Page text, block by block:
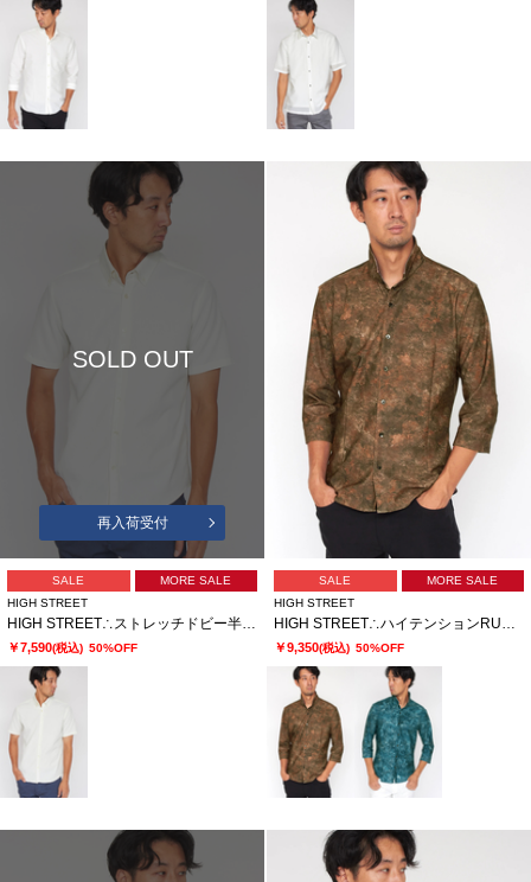
SOLD OUT
再入荷受付
SALE
MORE SALE
HIGH STREET
￥7,590(税込) 50%OFF
SALE
MORE SALE
HIGH STREET
￥9,350(税込) 50%OFF